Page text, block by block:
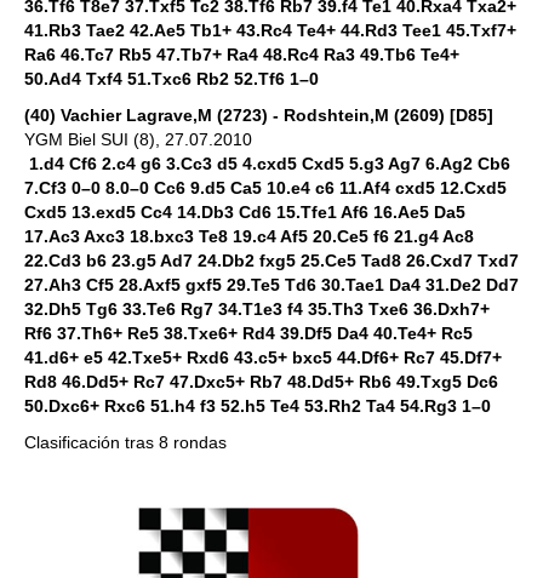
36.Tf6 T8e7 37.Txf5 Tc2 38.Tf6 Rb7 39.f4 Te1 40.Rxa4 Txa2+
41.Rb3 Tae2 42.Ae5 Tb1+ 43.Rc4 Te4+ 44.Rd3 Tee1 45.Txf7+
Ra6 46.Tc7 Rb5 47.Tb7+ Ra4 48.Rc4 Ra3 49.Tb6 Te4+
50.Ad4 Txf4 51.Txc6 Rb2 52.Tf6 1–0
(40) Vachier Lagrave,M (2723) - Rodshtein,M (2609) [D85]
YGM Biel SUI (8), 27.07.2010
1.d4 Cf6 2.c4 g6 3.Cc3 d5 4.cxd5 Cxd5 5.g3 Ag7 6.Ag2 Cb6
7.Cf3 0–0 8.0–0 Cc6 9.d5 Ca5 10.e4 c6 11.Af4 cxd5 12.Cxd5
Cxd5 13.exd5 Cc4 14.Db3 Cd6 15.Tfe1 Af6 16.Ae5 Da5
17.Ac3 Axc3 18.bxc3 Te8 19.c4 Af5 20.Ce5 f6 21.g4 Ac8
22.Cd3 b6 23.g5 Ad7 24.Db2 fxg5 25.Ce5 Tad8 26.Cxd7 Txd7
27.Ah3 Cf5 28.Axf5 gxf5 29.Te5 Td6 30.Tae1 Da4 31.De2 Dd7
32.Dh5 Tg6 33.Te6 Rg7 34.T1e3 f4 35.Th3 Txe6 36.Dxh7+
Rf6 37.Th6+ Re5 38.Txe6+ Rd4 39.Df5 Da4 40.Te4+ Rc5
41.d6+ e5 42.Txe5+ Rxd6 43.c5+ bxc5 44.Df6+ Rc7 45.Df7+
Rd8 46.Dd5+ Rc7 47.Dxc5+ Rb7 48.Dd5+ Rb6 49.Txg5 Dc6
50.Dxc6+ Rxc6 51.h4 f3 52.h5 Te4 53.Rh2 Ta4 54.Rg3 1–0
Clasificación tras 8 rondas